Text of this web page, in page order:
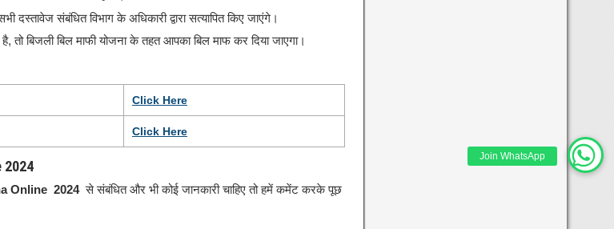
Join WhatsApp
संबंधित विभाग के अधिकारी द्वारा सत्यापित किए जाएंगे।
तो बिजली बिल माफी योजना के तहत आपका बिल माफ कर दिया जाएगा।
Click Here
Click Here
2024
Online 2024से संबंधित और भी कोई जानकारी चाहिए तो हमें कमेंट करके पूछ